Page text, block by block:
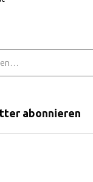
abonnieren